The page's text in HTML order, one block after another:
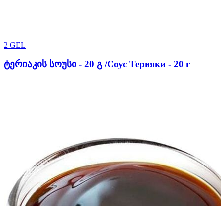
2 GEL
ტერიაკის სოუსი - 20 გ /Соус Терияки - 20 г